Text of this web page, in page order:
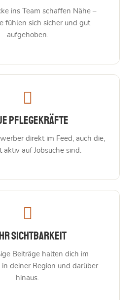
ins Team schaffen Nähe –
fühlen sich sicher und gut
aufgehoben.
Pflegekräfte
direkt im Feed, auch die,
aktiv auf Jobsuche sind.
Sichtbarkeit
Beiträge halten dich im
in deiner Region und darüber
hinaus.